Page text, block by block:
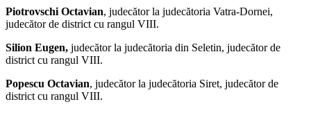
Piotrovschi Octavian, judecător la judecătoria Vatra-Dornei,
judecător de district cu rangul VIII.
Silion Eugen, judecător la judecătoria din Seletin, judecător de
district cu rangul VIII.
Popescu Octavian, judecător la judecătoria Siret, judecător de
district cu rangul VIII.